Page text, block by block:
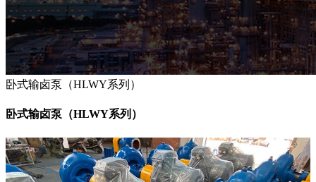
卧式输卤泵（HLWY系列）
卧式输卤泵（HLWY系列）